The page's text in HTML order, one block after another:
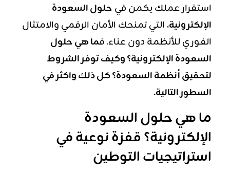
استقرار عملك يكمن فيحلول السعودة
الإلكترونية، التي تمنحك الأمان الرقمي والامتثال
الفوري للأنظمة دون عناء. فما هي حلول
السعودة الإلكترونية؟ وكيف توفر الشروط
لتحقيق أنظمة السعودة؟ كل ذلك واكثر في
السطور التالية.
ما هي حلول السعودة
الإلكترونية؟ قفزة نوعية في
استراتيجيات التوطين